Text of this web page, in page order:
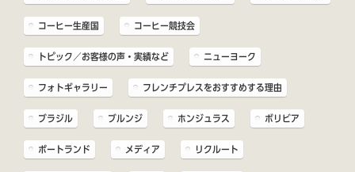
コーヒー生産国 コーヒー競技会
トピック／お客様の声・実績など ニューヨーク
フォトギャラリー フレンチプレスをおすすめする理由
ブラジル ブルンジ ホンジュラス ボリビア
ポートランド メディア リクルート